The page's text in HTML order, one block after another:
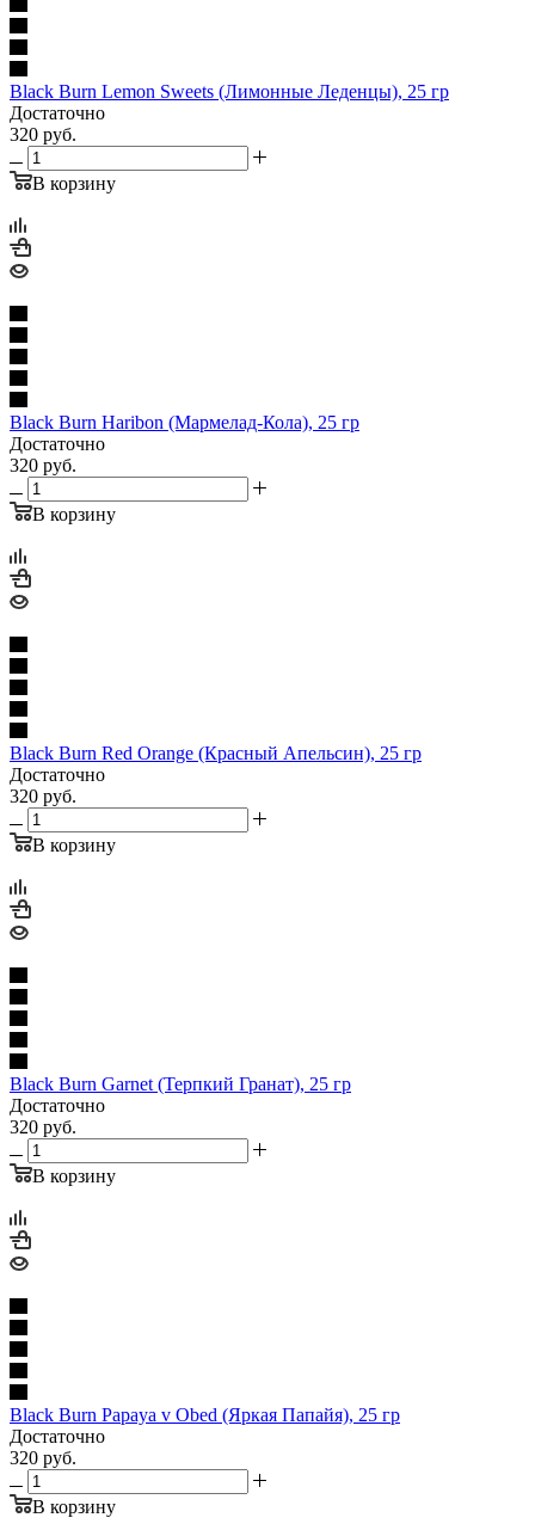
Black Burn Lemon Sweets (Лимонные Леденцы), 25 гр
Достаточно
320 руб.
В корзину
Black Burn Haribon (Мармелад-Кола), 25 гр
Достаточно
320 руб.
В корзину
Black Burn Red Orange (Красный Апельсин), 25 гр
Достаточно
320 руб.
В корзину
Black Burn Garnet (Терпкий Гранат), 25 гр
Достаточно
320 руб.
В корзину
Black Burn Papaya v Obed (Яркая Папайя), 25 гр
Достаточно
320 руб.
В корзину